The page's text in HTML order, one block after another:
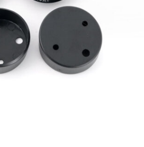
ПОМОЩЬ ПРИ ПАРКОВКЕ
МУЗЫКАЛЬНЫЕ АКСЕССУАРЫ
АВТОУСИЛИТЕЛИ
САБВУФЕРЫ